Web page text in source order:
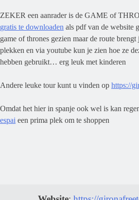
ZEKER een aanrader is de GAME of
gratis te downloaden als pdf van de website
game of thrones gezien maar de route brengt
plekken en via youtube kun je zien hoe ze
hebben gebruikt… erg leuk met kinderen
Andere leuke tour kunt u vinden op https://
Omdat het hier in spanje ook wel is kan
espai een prima plek om te shoppen